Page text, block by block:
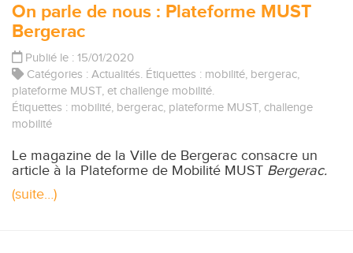
On parle de nous : Plateforme MUST
Bergerac
Publié le : 15/01/2020
Catégories : Actualités. Étiquettes : mobilité, bergerac,
plateforme MUST, et challenge mobilité.
Étiquettes : mobilité, bergerac, plateforme MUST, challenge
mobilité
Le magazine de la Ville de Bergerac consacre un
article à la Plateforme de Mobilité MUST Bergerac.
(suite…)